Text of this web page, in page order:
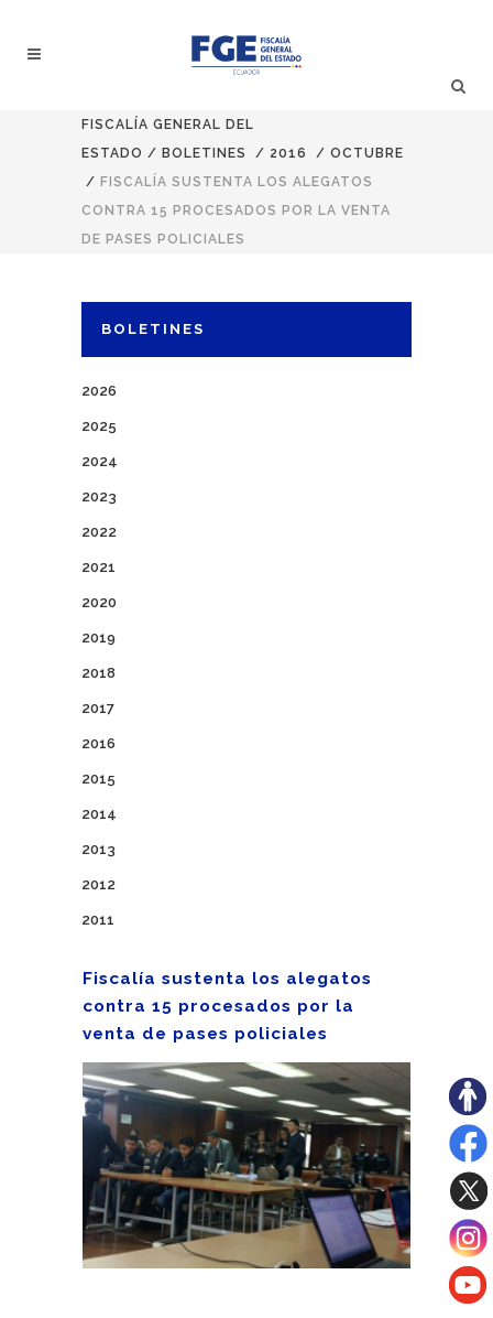
FISCALÍA GENERAL DEL
ESTADO / BOLETINES / 2016 / OCTUBRE
/ FISCALÍA SUSTENTA LOS ALEGATOS
CONTRA 15 PROCESADOS POR LA VENTA
DE PASES POLICIALES
BOLETINES
2026
2025
2024
2023
2022
2021
2020
2019
2018
2017
2016
2015
2014
2013
2012
2011
Fiscalía sustenta los alegatos
contra 15 procesados por la
venta de pases policiales